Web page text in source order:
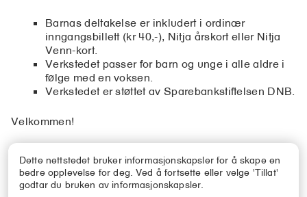
Barnas deltakelse er inkludert i ordinær
inngangsbillett (kr 40,-), Nitja årskort eller Nitja
Venn-kort.
Verkstedet passer for barn og unge i alle aldre i
følge med en voksen.
Verkstedet er støttet av Sparebankstiftelsen DNB.
Velkommen!
Lørdag
11.10.2025
11:00–17:00
Søndag
12.10.2025
11:00–17:00
Dette nettstedet bruker informasjonskapsler for å skape en
bedre opplevelse for deg. Ved å fortsette eller velge 'Tillat'
godtar du bruken av informasjonskapsler.